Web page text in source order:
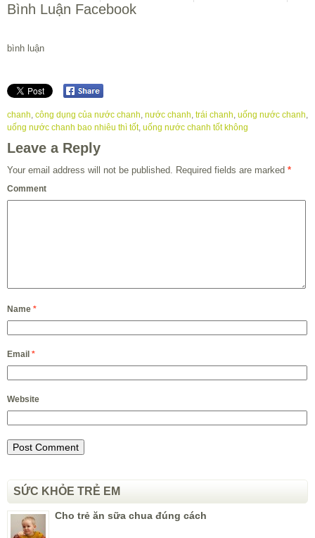
Bình Luận Facebook
bình luận
chanh, công dụng của nước chanh, nước chanh, trái chanh, uống nước chanh,
uống nước chanh bao nhiêu thì tốt, uống nước chanh tốt không
Leave a Reply
Your email address will not be published. Required fields are marked *
Comment
Name *
Email *
Website
SỨC KHỎE TRẺ EM
Cho trẻ ăn sữa chua đúng cách